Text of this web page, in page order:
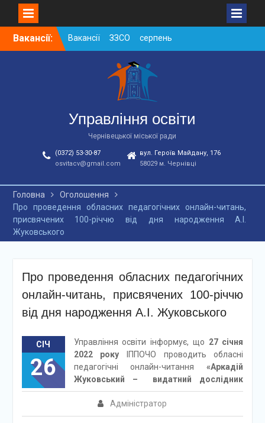
SkipВакансії:
Вакансії ЗЗСО серпень
2026
Вакансії ЗЗСО червень
Вакансії у ЗДО та
дошкільних підрозділах
ЗЗСО станом на
01.08.2026 р.
Управління освіти
Чернівецької міської ради
(0372) 53-30-87
osvitacv@gmail.com
вул. Героїв Майдану, 176
58029 м. Чернівці
Головна
Оголошення
Про проведення обласних педагогічних онлайн-читань,
присвячених 100-річчю від дня народження А.І.
Жуковського
Про проведення обласних педагогічних
онлайн-читань, присвячених 100-річчю
від дня народження А.І. Жуковського
СІЧ
26
Адміністратор
Управління освіти інформує, що 27 січня
2022 року ІППОЧО проводить обласні
педагогічні онлайн-читання«Аркадій
Жуковський – видатний дослідник